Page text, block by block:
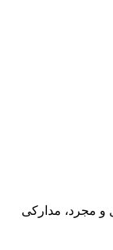
و مجرد، مدارکی